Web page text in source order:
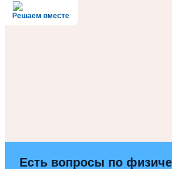
Решаем вместе
Есть вопросы по